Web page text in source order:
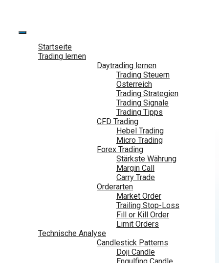
springen
Startseite
Trading lernen
Daytrading lernen
Trading Steuern
Österreich
Trading Strategien
Trading Signale
Trading Tipps
CFD Trading
Hebel Trading
Micro Trading
Forex Trading
Stärkste Währung
Margin Call
Carry Trade
Orderarten
Market Order
Trailing Stop-Loss
Fill or Kill Order
Limit Orders
Technische Analyse
Candlestick Patterns
Doji Candle